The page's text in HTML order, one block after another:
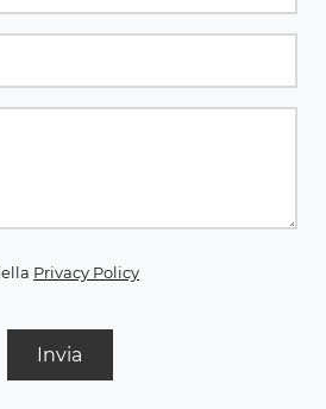
Privacy Policy
Invia